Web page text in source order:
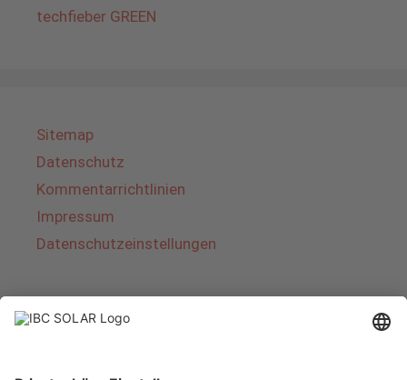
techfieber GREEN
Sitemap
Datenschutz
Kommentarrichtlinien
Impressum
Datenschutzeinstellungen
Über IBC SOLAR